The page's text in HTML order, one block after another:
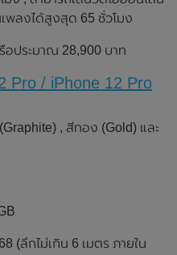
พลงได้สูงสุด 65 ชั่วโมง
อประมาณ 28,900 บาท
Pro / iPhone 12 Pro
, สีทอง (Gold) และ
(ลึกไม่เกิน 6 เมตร ภายใน